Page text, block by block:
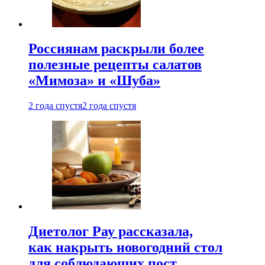
Россиянам раскрыли более
полезные рецепты салатов
«Мимоза» и «Шуба»
2 года спустя2 года спустя
Диетолог Рау рассказала,
как накрыть новогодний стол